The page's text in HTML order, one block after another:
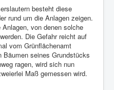
besteht diese
rund um die Anlagen zeigen.
von denen solche
Die Gefahr reicht auf
vom Grünflächenamt
Bäumen seines Grundstücks
ragen, wird sich nun
Maß gemessen wird.